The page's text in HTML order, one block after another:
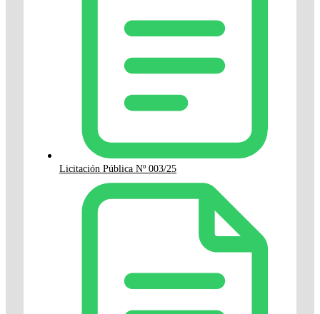
Licitación Pública Nº 003/25